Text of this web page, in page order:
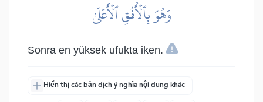
وَهُوَ بِٱلۡأُفُقِ ٱلۡأَعۡلَىٰ
Sonra en yüksek ufukta iken.
Hiển thị các bản dịch ý nghĩa nội dung khác